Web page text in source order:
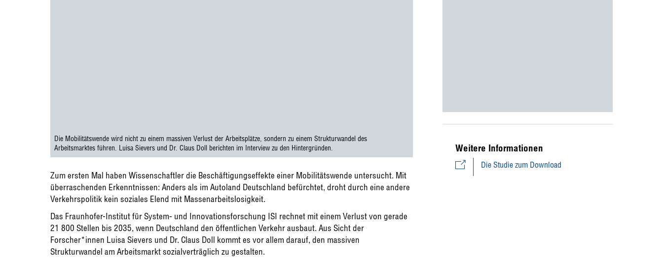
Die Mobilitätswende wird nicht zu einem massiven Verlust der Arbeitsplätze, sondern zu einem Strukturwandel des
Arbeitsmarktes führen. Luisa Sievers und Dr. Claus Doll berichten im Interview zu den Hintergründen.
Zum ersten Mal haben Wissenschaftler die Beschäftigungseffekte einer Mobilitätswende untersucht. Mit
überraschenden Erkenntnissen: Anders als im Autoland Deutschland befürchtet, droht durch eine andere
Verkehrspolitik kein soziales Elend mit Massenarbeitslosigkeit.
Das Fraunhofer-Institut für System- und Innovationsforschung ISI rechnet mit einem Verlust von gerade
21 800 Stellen bis 2035, wenn Deutschland den öffentlichen Verkehr ausbaut. Aus Sicht der
Forscher*innen Luisa Sievers und Dr. Claus Doll kommt es vor allem darauf, den massiven
Strukturwandel am Arbeitsmarkt sozialverträglich zu gestalten.
Weitere Informationen
Die Studie zum Download